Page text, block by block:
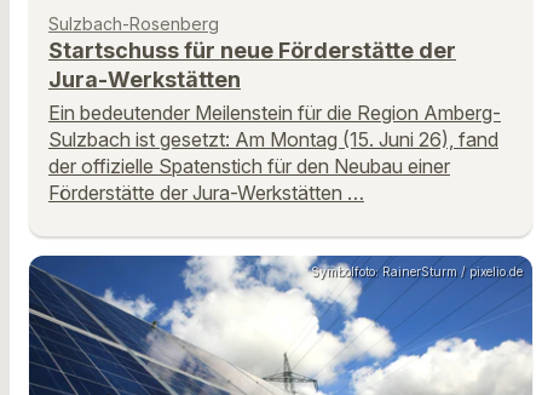
Sulzbach-Rosenberg
Startschuss für neue Förderstätte der
Jura-Werkstätten
Ein bedeutender Meilenstein für die Region Amberg-
Sulzbach ist gesetzt: Am Montag (15. Juni 26), fand
der offizielle Spatenstich für den Neubau einer
Förderstätte der Jura-Werkstätten …
Symbolfoto: RainerSturm / pixelio.de